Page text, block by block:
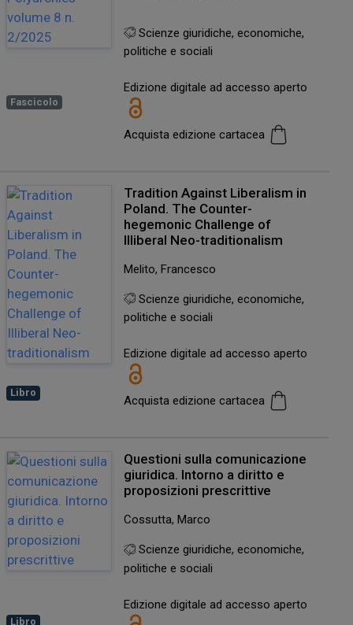
Fascicolo
Scienze giuridiche, economiche,
politiche e sociali
Edizione digitale ad accesso aperto
Acquista edizione cartacea
Libro
Tradition Against Liberalism in
Poland. The Counter-
hegemonic Challenge of
Illiberal Neo-traditionalism
Melito, Francesco
Scienze giuridiche, economiche,
politiche e sociali
Edizione digitale ad accesso aperto
Acquista edizione cartacea
Libro
Questioni sulla comunicazione
giuridica. Intorno a diritto e
proposizioni prescrittive
Cossutta, Marco
Scienze giuridiche, economiche,
politiche e sociali
Edizione digitale ad accesso aperto